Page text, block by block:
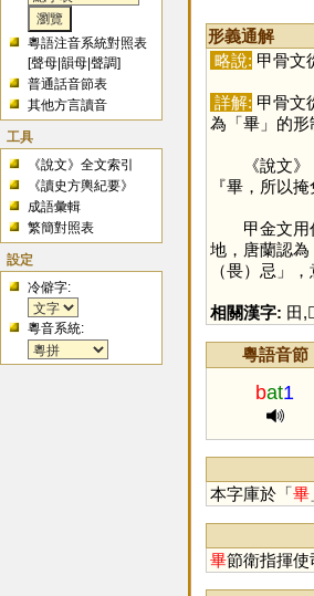
粵語注音系統對照表
[聲母 |韻母 |聲調]
普通話音節表
其他方言讀音
工具
《說文》全文索引
《讀史方輿紀要》
成語彙輯
繁簡對照表
設定
冷僻字:
粵音系統:
形義通解
略說: 甲骨文
詳解: 甲骨文
為「畢」的形
《說文》：
『畢，所以
甲金文用作
地，唐蘭認
（畏）忌」
相關漢字: 田,
粵語音節
bat1
本字庫於「畢
畢節衛指揮使